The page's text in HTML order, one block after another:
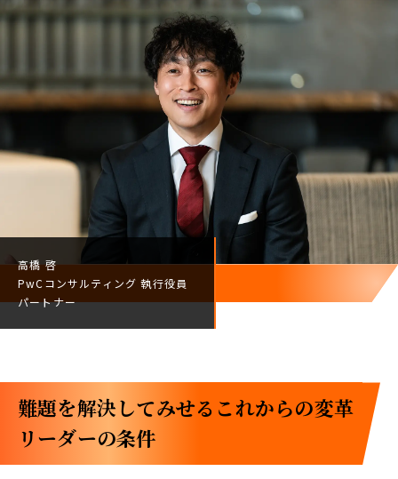
高橋 啓
PwCコンサルティング執行役員
パートナー
難題を解決してみせる――これからの変革
リーダーの条件